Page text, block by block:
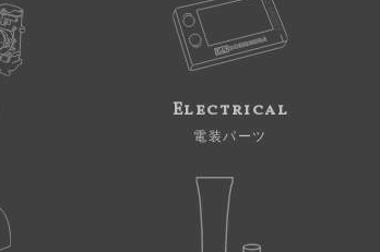
Electrical
電装パーツ